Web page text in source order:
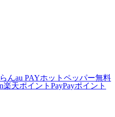
んau PAYホットペッパー無料
楽天ポイント PayPayポイント